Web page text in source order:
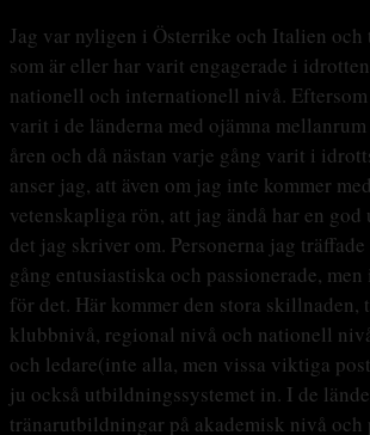
Jag var nyligen i Österrike och Italien och
som är eller har varit engagerade i
nationell och internationell nivå.
varit i de länderna med ojämna mellanrum
åren och då nästan varje gång varit i
anser jag, att även om jag inte kommer
vetenskapliga rön, att jag ändå har en
det jag skriver om. Personerna jag träffade
gång entusiastiska och passionerade,
för det. Här kommer den stora skillnaden,
klubbnivå, regional nivå och nationell
och ledare(inte alla, men vissa viktiga
ju också utbildningssystemet in. I de
tränarutbildningar på akademisk nivå och